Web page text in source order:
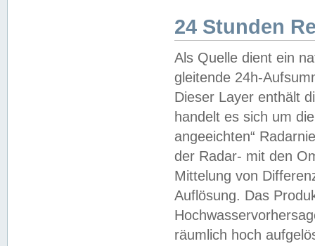
24 Stunden
Als Quelle dient ein
gleitende 24h-
Dieser Layer enthält
handelt es sich um
angeeichten“
der Radar- mit den
Mittelung von
Auflösung. Das
räumlich hoch